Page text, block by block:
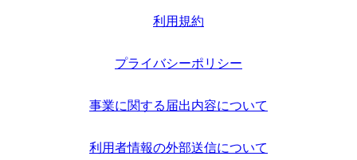
利用規約
プライバシーポリシー
事業に関する届出内容について
利用者情報の外部送信について